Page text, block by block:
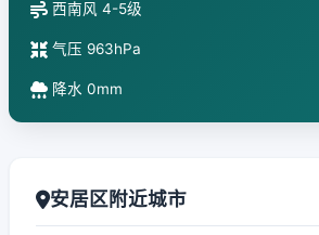
西南风 4-5级
气压 963hPa
降水 0mm
安居区附近城市